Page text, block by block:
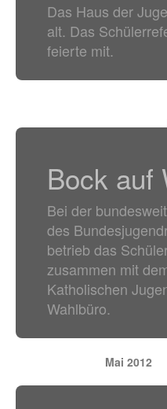
Das Haus der
alt. Das
feierte mit.
Bock auf
Bei der
des
betrieb das
zusammen mit
Katholischen
Wahlbüro.
Mai 2012